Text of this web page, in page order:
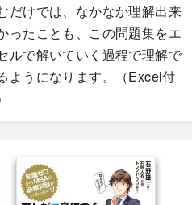
だけでは、なかなか理解出来
ったことも、この問題集をエ
ルで解いていく過程で理解で
ようになります。（Excel付